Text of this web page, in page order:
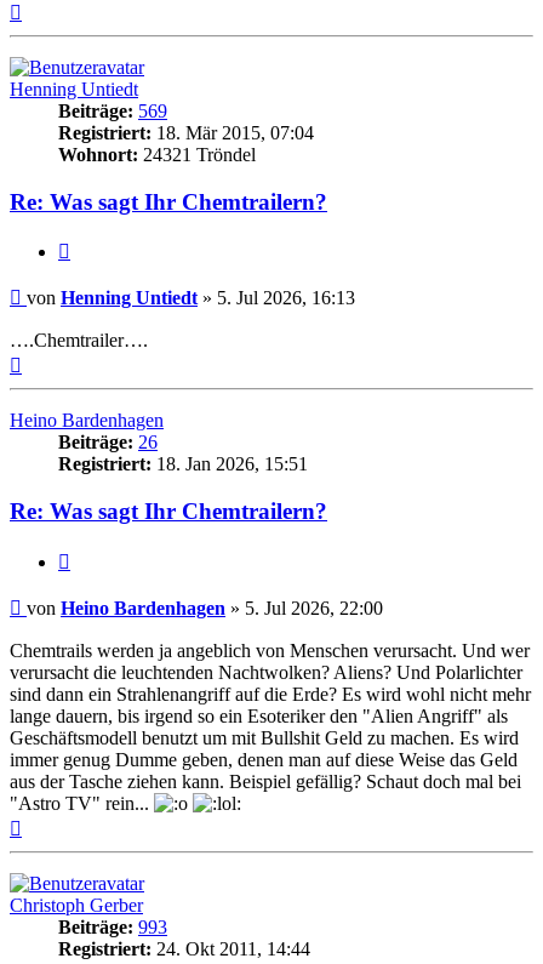
Henning Untiedt
Beiträge: 569
Registriert: 18. Mär 2015, 07:04
Wohnort: 24321 Tröndel
Re: Was sagt Ihr Chemtrailern?
Beitrag
von Henning Untiedt» 5. Jul 2026, 16:13
….Chemtrailer….
oben
Heino Bardenhagen
Beiträge: 26
Registriert: 18. Jan 2026, 15:51
Re: Was sagt Ihr Chemtrailern?
Beitrag
von Heino Bardenhagen » 5. Jul 2026, 22:00
Chemtrails werden ja angeblich von Menschen verursacht. Und wer
verursacht die leuchtenden Nachtwolken? Aliens? Und Polarlichter
sind dann ein Strahlenangriff auf die Erde? Es wird wohl nicht mehr
lange dauern, bis irgend so ein Esoteriker den "Alien Angriff" als
Geschäftsmodell benutzt um mit Bullshit Geld zu machen. Es wird
immer genug Dumme geben, denen man auf diese Weise das Geld
aus der Tasche ziehen kann. Beispiel gefällig? Schaut doch mal bei
"Astro TV" rein...
Christoph Gerber
Beiträge: 993
Registriert: 24. Okt 2011, 14:44